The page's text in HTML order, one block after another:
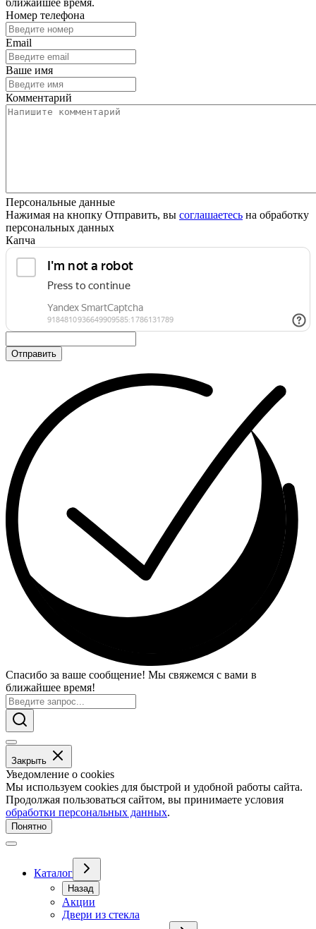
ближайшее время.
Номер телефона
Email
Ваше имя
Комментарий
Персональные данные
Нажимая на кнопку Отправить, вы соглашаетесь на обработку
персональных данных
Капча
Отправить
Спасибо за ваше сообщение! Мы свяжемся с вами в
ближайшее время!
Закрыть
Уведомление о cookies
Мы используем cookies для быстрой и удобной работы сайта.
Продолжая пользоваться сайтом, вы принимаете условия
обработки персональных данных.
Понятно
Каталог
Назад
Акции
Двери из стекла